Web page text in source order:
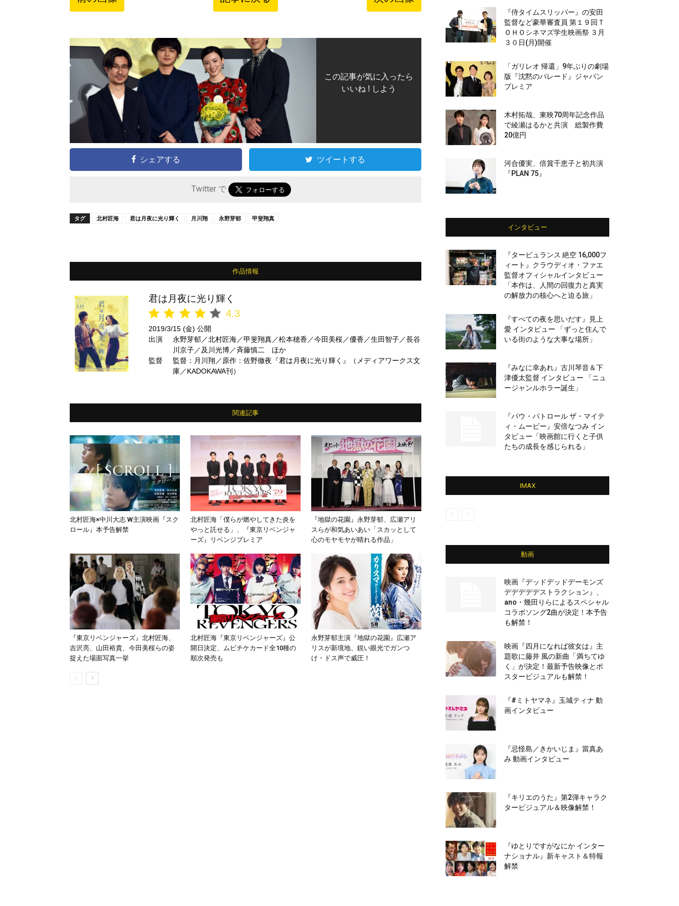
この記事が気に入ったら
いいね ! しよう
シェアする ツイートする
Twitter で
タグ 北村匠海 君は月夜に光り輝く 月川翔 永野芽郁 甲斐翔真
作品情報
君は月夜に光り輝く
4.3
2019/3/15 (金) 公開
出演
永野芽郁／北村匠海／甲斐翔真／松本穂香／今田美桜／優香／生田智子／長谷
川京子／及川光博／斉藤慎二 ほか
監督
監督：月川翔／原作：佐野徹夜『君は月夜に光り輝く』（メディアワークス文
庫／KADOKAWA刊）
関連記事
北村匠海×中川大志 W主演映画『スク
ロール』本予告解禁
北村匠海「僕らが燃やしてきた炎を
やっと託せる」、『東京リベンジャ
ーズ』リベンジプレミア
『地獄の花園』永野芽郁、広瀬アリ
スらが和気あいあい「スカッとして
心のモヤモヤが晴れる作品」
『東京リベンジャーズ』北村匠海、
吉沢亮、山田裕貴、今田美桜らの姿
捉えた場面写真一挙
北村匠海『東京リベンジャーズ』公
開日決定、ムビチケカード全10種の
順次発売も
永野芽郁主演『地獄の花園』広瀬ア
リスが新境地、鋭い眼光でガンつ
け・ドス声で威圧！
『侍タイムスリッパー』の安田
監督など豪華審査員 第１９回Ｔ
ＯＨＯシネマズ学生映画祭 ３月
３０日(月)開催
「ガリレオ 帰還」9年ぶりの劇場
版『沈黙のパレード』ジャパン
プレミア
木村拓哉、東映70周年記念作品
で綾瀬はるかと共演 総製作費
20億円
河合優実、倍賞千恵子と初共演
『PLAN 75』
インタビュー
『タービュランス 絶空 16,000フ
ィート』クラウディオ・ファエ
監督オフィシャルインタビュー
「本作は、人間の回復力と真実
の解放力の核心へと迫る旅」
『すべての夜を思いだす』見上
愛 インタビュー 「ずっと住んで
いる街のような大事な場所」
『みなに幸あれ』古川琴音＆下
津優太監督 インタビュー 「ニュ
ージャンルホラー誕生」
『パウ・パトロール ザ・マイテ
ィ・ムービー』安倍なつみ イン
タビュー「映画館に行くと子供
たちの成長を感じられる」
IMAX
動画
映画『デッドデッドデーモンズ
デデデデデストラクション』、
ano・幾田りらによるスペシャル
コラボソング2曲が決定！本予告
も解禁！
映画『四月になれば彼女は』主
題歌に藤井 風の新曲「満ちてゆ
く」が決定！最新予告映像とポ
スタービジュアルも解禁！
『#ミトヤマネ』玉城ティナ 動
画インタビュー
『忌怪島／きかいじま』當真あ
み 動画インタビュー
『キリエのうた』第2弾キャラク
タービジュアル＆映像解禁！
『ゆとりですがなにか インター
ナショナル』新キャスト＆特報
解禁